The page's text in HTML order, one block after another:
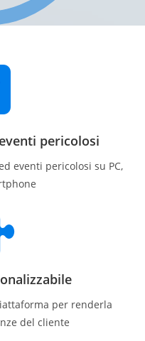
pericolosi
eventi pericolosi su PC,
per renderla
del cliente